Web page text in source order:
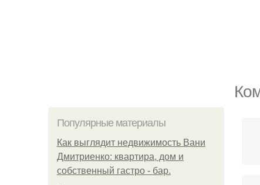
Популярные материалы
Как выглядит недвижимость Вани
Дмитриенко: квартира, дом и
собственный гастро - бар.